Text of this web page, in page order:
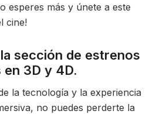
esperes más y únete a este
cine!
sección de estrenos
3D y 4D.
la tecnología y la experiencia
no puedes perderte la